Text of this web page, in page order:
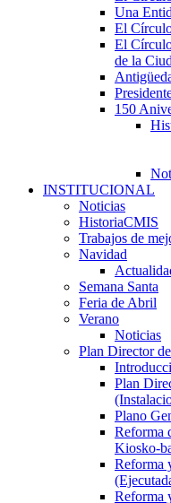
Una
El
El
de la
150
INSTITUCIONAL
Noticias
HistoriaCMIS
Trabajos de
Navidad
Semana Santa
Feria de Abril
Verano
Noticias
Plan Director
Plan
Plano
Reforma
Kiosko-
Reforma
Reforma